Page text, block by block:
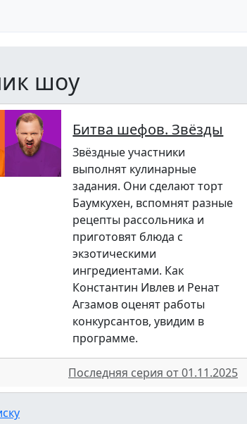
шоу
Битва шефов. Звёзды
Звёздные участники
выполнят кулинарные
задания. Они сделают торт
Баумкухен, вспомнят разные
рецепты рассольника и
приготовят блюда с
экзотическими
ингредиентами. Как
Константин Ивлев и Ренат
Агзамов оценят работы
конкурсантов, увидим в
программе.
Последняя серия от 01.11.2025